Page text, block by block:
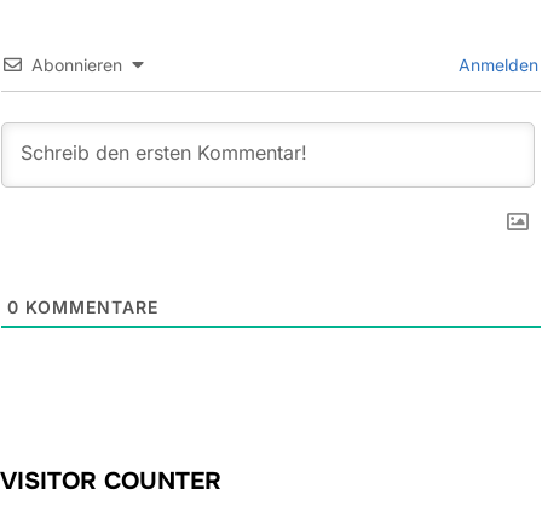
Abonnieren Anmelden
0 KOMMENTARE
VISITOR COUNTER